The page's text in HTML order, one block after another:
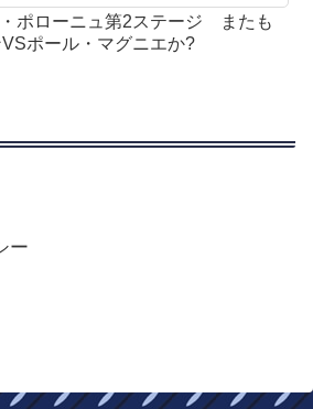
ポローニュ第2ステージ またも
ポール・マグニエか?
ー